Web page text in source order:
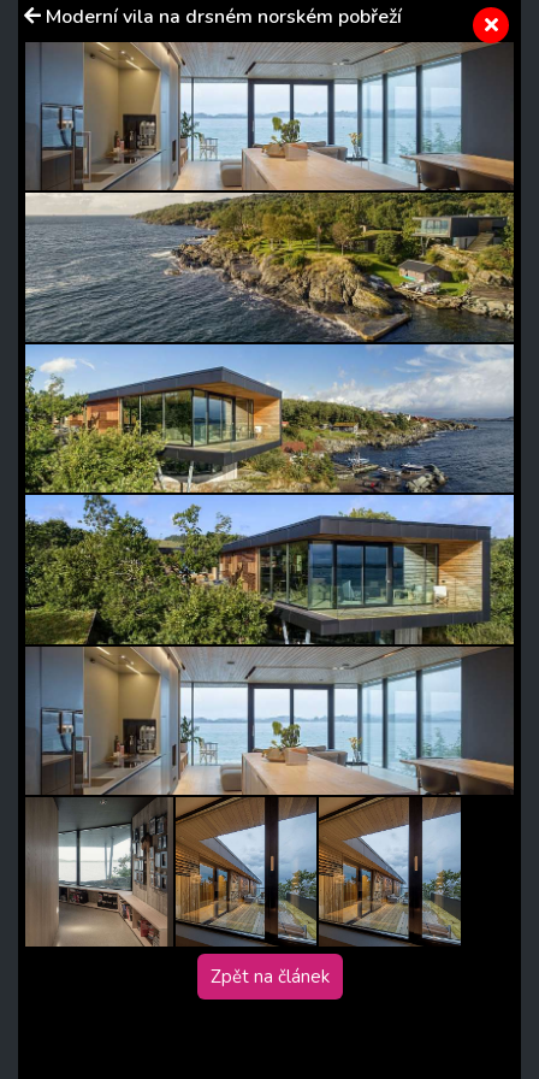
Moderní vila na drsném norském pobřeží
Zpět na článek